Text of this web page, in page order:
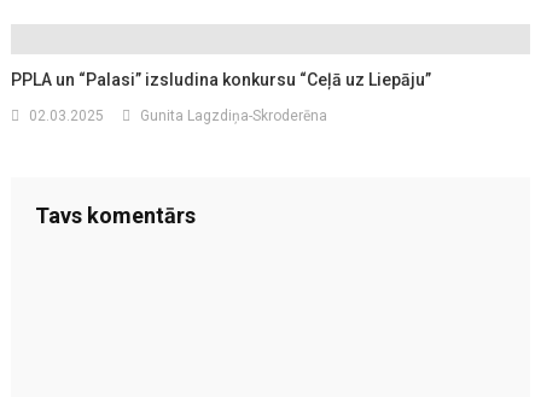
PPLA un “Palasi” izsludina konkursu “Ceļā uz Liepāju”
02.03.2025 Gunita Lagzdiņa-Skroderēna
Tavs komentārs